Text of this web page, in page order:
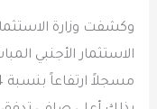
وكشفت وزارة